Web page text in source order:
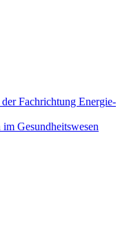
Fachrichtung Energie-
Gesundheitswesen